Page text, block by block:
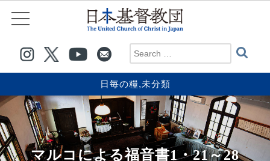
日毎の糧,未分類
マルコによる福音書1・21～28